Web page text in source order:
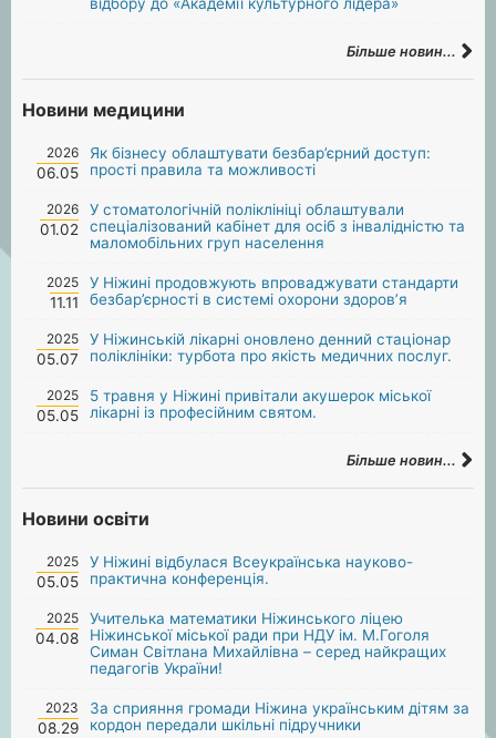
Більше новин...
Новини медицини
2026
06.05
Як бізнесу облаштувати безбар’єрний доступ:
прості правила та можливості
2026
01.02
У стоматологічній поліклініці облаштували
спеціалізований кабінет для осіб з інвалідністю та
маломобільних груп населення
2025
11.11
У Ніжині продовжують впроваджувати стандарти
безбар’єрності в системі охорони здоров’я
2025
05.07
У Ніжинській лікарні оновлено денний стаціонар
поліклініки: турбота про якість медичних послуг.
2025
05.05
5 травня у Ніжині привітали акушерок міської
лікарні із професійним святом.
Більше новин...
Новини освіти
2025
05.05
У Ніжині відбулася Всеукраїнська науково-
практична конференція.
2025
04.08
Учителька математики Ніжинського ліцею
Ніжинської міської ради при НДУ ім. М.Гоголя
Симан Світлана Михайлівна – серед найкращих
педагогів України!
2023
08.29
За сприяння громади Ніжина українським дітям за
кордон передали шкільні підручники